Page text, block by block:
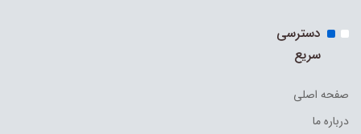
دسترسی
سریع
صفحه اصلی
درباره ما